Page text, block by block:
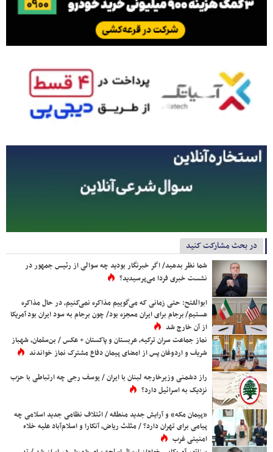
در بحث مشارکت کنید
شما نظر بدهید/ اگر خبرنگار بودید چه سوالی از رئیس جمهور در
نشست خبری فردا می‌پرسیدید؟
ابوالفتح: حتی زمانی که می‌گوییم مذاکره نمی‌کنیم، در حال مذاکره
هستیم/ برجام برای ایران معجزه بود/ چون برجام به سود ایران بود آمریکا
از آن خارج شد
نماز جماعت سران ترکیه، عربستان و پاکستان + عکس / بن‌سلمان، شهباز
شریف و اردوغان پس از امضای پیمان دفاع مشترک نماز خواندند
راز دشمنی وزیرخارجه لبنان با ایران / یوسف رجی چه ارتباطی با حزب
نزدیک به اسرائیل دارد؟
«پیمان مکه» و آرایش جدید منطقه / ائتلاف نظامی جدید اسلامی چه
پیامی برای تهران دارد؟ / مثلث ریاض، آنکارا و اسلام‌آباد علیه خلاء
امنیتی غرب